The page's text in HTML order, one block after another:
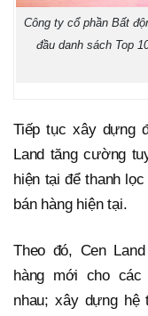
Công ty cổ phần Bất
đầu danh sách Top
Tiếp tục xây dựng
Land tăng cường
hiện tại để thanh
bán hàng hiện tại.
Theo đó, Cen
hàng mới cho các
nhau; xây dựng hệ